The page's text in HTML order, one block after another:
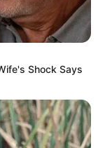
322
239
117
75
61
Shock Says